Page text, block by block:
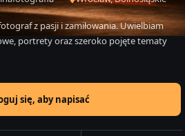
z pasji i zamiłowania. Uwielbiam
portrety oraz szeroko pojęte tematy
się, aby napisać